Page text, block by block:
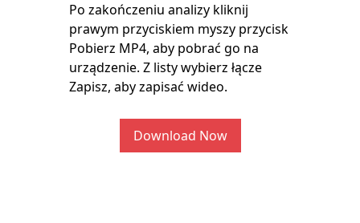
Po zakończeniu analizy kliknij
prawym przyciskiem myszy przycisk
Pobierz MP4, aby pobrać go na
urządzenie. Z listy wybierz łącze
Zapisz, aby zapisać wideo.
Download Now